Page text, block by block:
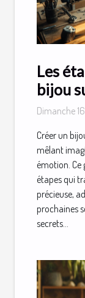
Les
bijou
détaillé
Dimanche
Créer un
mêlant
émotion. Ce
étapes qui
précieuse,
prochaines
secrets...